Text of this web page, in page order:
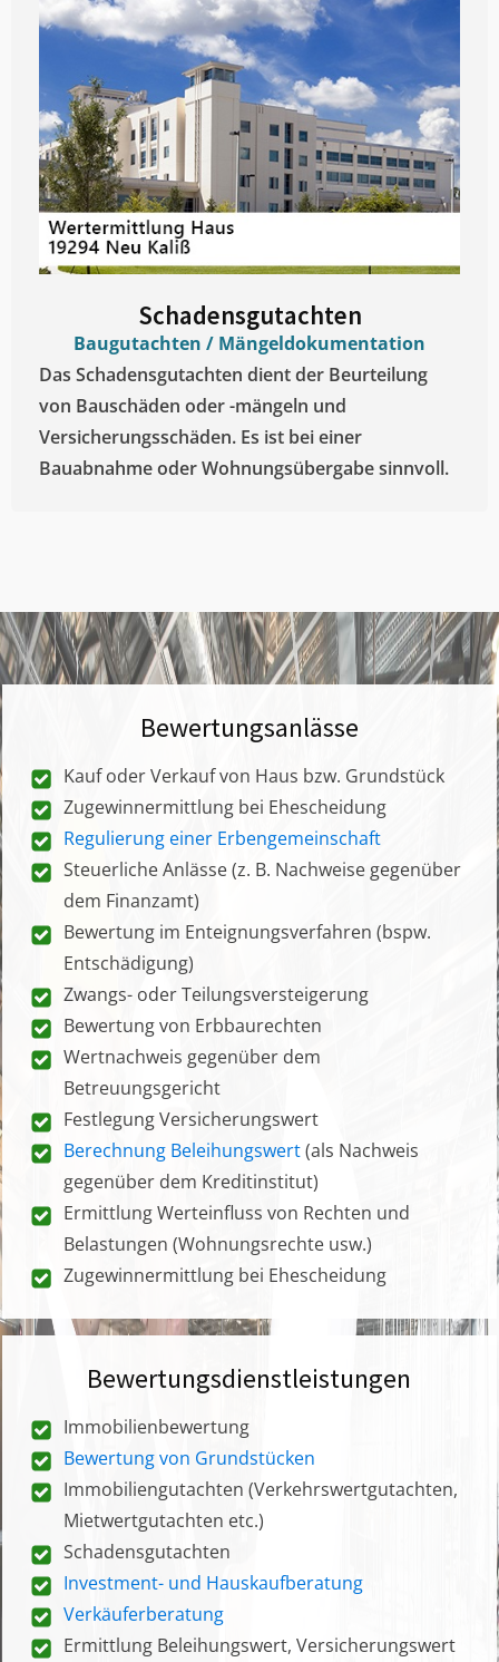
Schadensgutachten
Baugutachten / Mängeldokumentation
Das Schadensgutachten dient der Beurteilung
von Bauschäden oder -mängeln und
Versicherungsschäden. Es ist bei einer
Bauabnahme oder Wohnungsübergabe sinnvoll.
Bewertungsanlässe
Kauf oder Verkauf von Haus bzw. Grundstück
Zugewinnermittlung bei Ehescheidung
Regulierung einer Erbengemeinschaft
Steuerliche Anlässe (z. B. Nachweise gegenüber
dem Finanzamt)
Bewertung im Enteignungsverfahren (bspw.
Entschädigung)
Zwangs- oder Teilungsversteigerung
Bewertung von Erbbaurechten
Wertnachweis gegenüber dem
Betreuungsgericht
Festlegung Versicherungswert
Berechnung Beleihungswert(als Nachweis
gegenüber dem Kreditinstitut)
Ermittlung Werteinfluss von Rechten und
Belastungen (Wohnungsrechte usw.)
Zugewinnermittlung bei Ehescheidung
Bewertungsdienstleistungen
Immobilienbewertung
Bewertung von Grundstücken
Immobiliengutachten (Verkehrswertgutachten,
Mietwertgutachten etc.)
Schadensgutachten
Investment- und Hauskaufberatung
Verkäuferberatung
Ermittlung Beleihungswert, Versicherungswert